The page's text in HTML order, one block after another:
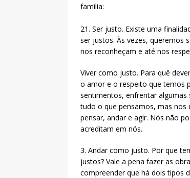
família:
21. Ser justo. Existe uma
ser justos. Às vezes, queremos
nos reconheçam e até nos
Viver como justo. Para quê
o amor e o respeito que temos
sentimentos, enfrentar algumas
tudo o que pensamos, mas
pensar, andar e agir. Nós não
acreditam em nós.
3. Andar como justo. Por que
justos? Vale a pena fazer as
compreender que há dois tipos